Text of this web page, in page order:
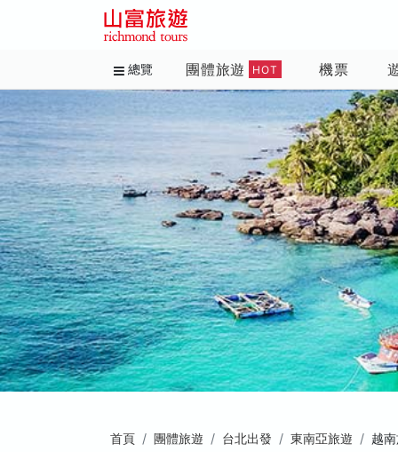
總覽 團體旅遊 HOT 機票
首頁 團體旅遊 台北出發 東南亞旅遊
越